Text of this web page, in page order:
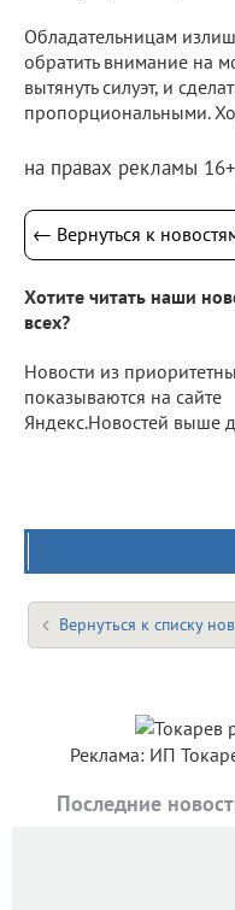
Обладательницам
обратить внимание на
вытянуть силуэт, и
пропорциональными.
на правах рекламы 16+
← Вернуться к
Хотите читать наши
всех?
Новости из
показываются на сайте
Яндекс.Новостей выше
Вернуться к списку
Реклама: ИП
Последние